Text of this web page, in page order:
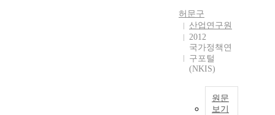
허문구
산업연구원
2012
국가정책연
구포털
(NKIS)
원문
보기